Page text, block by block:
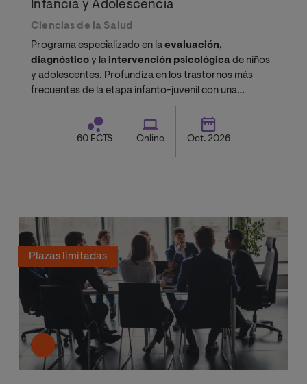
Infancia y Adolescencia
Ciencias de la Salud
Programa especializado en laevaluación,
diagnóstico y laintervención psicológica de niños
y adolescentes. Profundiza en los trastornos más
frecuentes de la etapa infanto-juvenil con una
metodología adaptada a tu vida profesional y
60 ECTS Online Oct. 2026
Plazas limitadas